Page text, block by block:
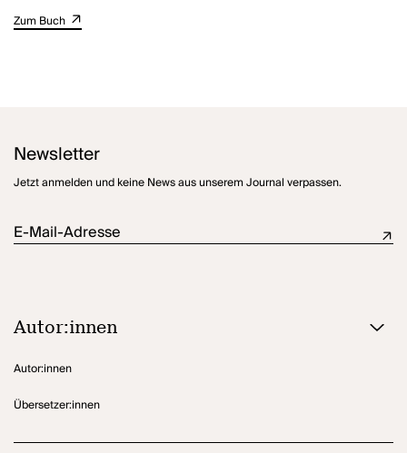
Zum Buch
Newsletter
Jetzt anmelden und keine News aus unserem Journal verpassen.
E-Mail-Adresse
Autor:innen
Autor:innen
Übersetzer:innen